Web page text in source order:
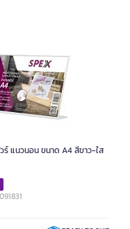
ร์ แนวนอน ขนาด A4 สีขาว-ใส